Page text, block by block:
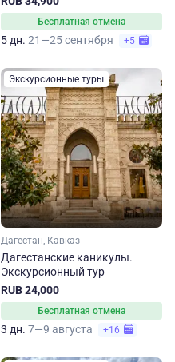
Бесплатная отмена
5 дн. 21—25 сентября +5
Экскурсионные туры
Дагестан, Кавказ
Дагестанские каникулы.
Экскурсионный тур
RUB 24,000
Бесплатная отмена
3 дн. 7—9 августа +16